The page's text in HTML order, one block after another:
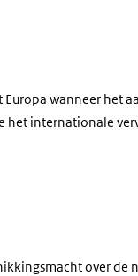
wanneer het
het internationale
over de